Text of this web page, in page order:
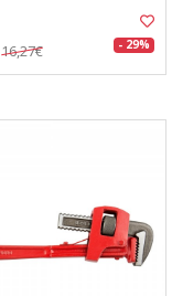
16,27€ - 29%